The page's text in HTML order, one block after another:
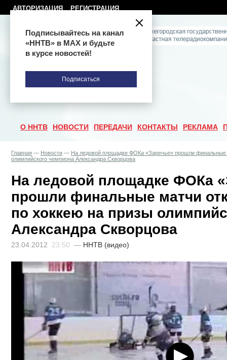
АВТОРИЗАЦИЯ РЕГИСТРАЦИЯ
О ННТВ НОВОСТИ ПЕРЕДАЧИ КОНТАКТЫ РЕКЛАМА
Главная — Новости — На ледовой площадке ФОКа «Заречье» прошли финальные
олимпийского чемпиона Александра Скворцова
На ледовой площадке ФОКа
прошли финальные матчи
по хоккею на призы
Александра Скворцова
23.04.2012 23:50 — ННТВ (видео)
Подписывайтесь на канал
«ННТВ» в МАХ и будьте
в курсе новостей!
Подписаться